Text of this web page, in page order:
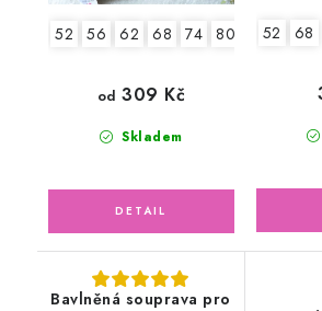
52 56 62 68 74 80 86
Skladem
od 309 Kč
52 68
Bavlněná souprava pro